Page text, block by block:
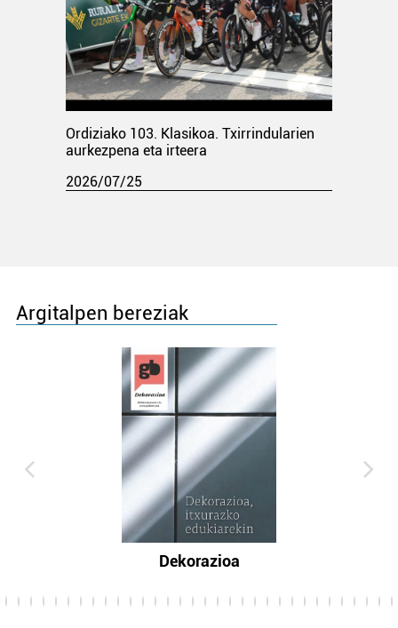
Ordiziako 103. Klasikoa. Txirrindularien
aurkezpena eta irteera
2026/07/25
Argitalpen bereziak
Dekorazioa